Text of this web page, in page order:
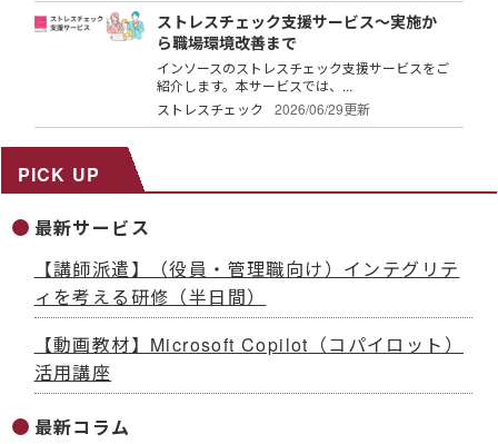
ストレスチェック支援サービス～実施か
ら職場環境改善まで
インソースのストレスチェック支援サービスをご
紹介します。本サービスでは、...
ストレスチェック
2026/06/29更新
PICK UP
最新サービス
【講師派遣】（役員・管理職向け）インテグリテ
ィを考える研修（半日間）
【動画教材】Microsoft Copilot（コパイロット）
活用講座
最新コラム